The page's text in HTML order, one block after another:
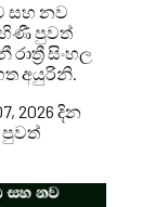
සහ නව
පුවත්
සිංහල
අයුරිනි.
2026 දින
පුවත්